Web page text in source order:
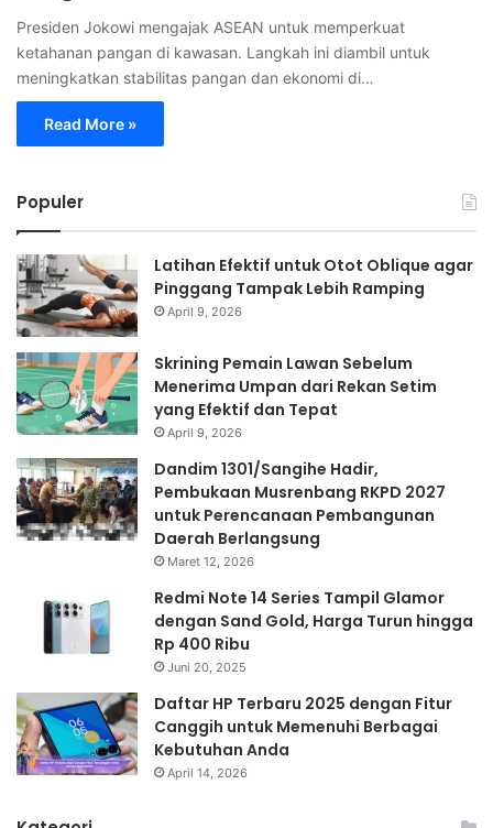
Presiden Jokowi mengajak ASEAN untuk memperkuat
ketahanan pangan di kawasan. Langkah ini diambil untuk
meningkatkan stabilitas pangan dan ekonomi di…
Read More »
Populer
Latihan Efektif untuk Otot Oblique agar
Pinggang Tampak Lebih Ramping
April 9, 2026
Skrining Pemain Lawan Sebelum
Menerima Umpan dari Rekan Setim
yang Efektif dan Tepat
April 9, 2026
Dandim 1301/Sangihe Hadir,
Pembukaan Musrenbang RKPD 2027
untuk Perencanaan Pembangunan
Daerah Berlangsung
Maret 12, 2026
Redmi Note 14 Series Tampil Glamor
dengan Sand Gold, Harga Turun hingga
Rp 400 Ribu
Juni 20, 2025
Daftar HP Terbaru 2025 dengan Fitur
Canggih untuk Memenuhi Berbagai
Kebutuhan Anda
April 14, 2026